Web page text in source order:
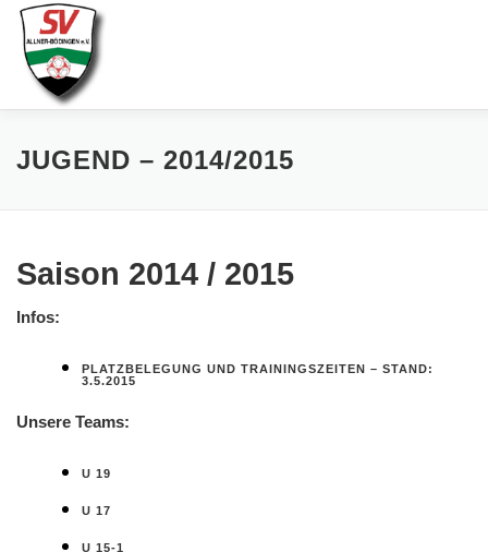
Zum
Inhalt
springen
AKTUELLES SPIELE & ERGEBNISSE
JUGEND – 2014/2015
Saison 2014 / 2015
Infos:
PLATZBELEGUNG UND TRAININGSZEITEN – STAND:
3.5.2015
Unsere Teams:
U 19
U 17
U 15-1